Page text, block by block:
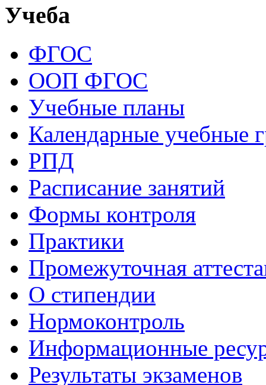
Учеба
ФГОС
ООП ФГОС
Учебные планы
Календарные учебные
РПД
Расписание занятий
Формы контроля
Практики
Промежуточная
О стипендии
Нормоконтроль
Информационные
Результаты экзаменов